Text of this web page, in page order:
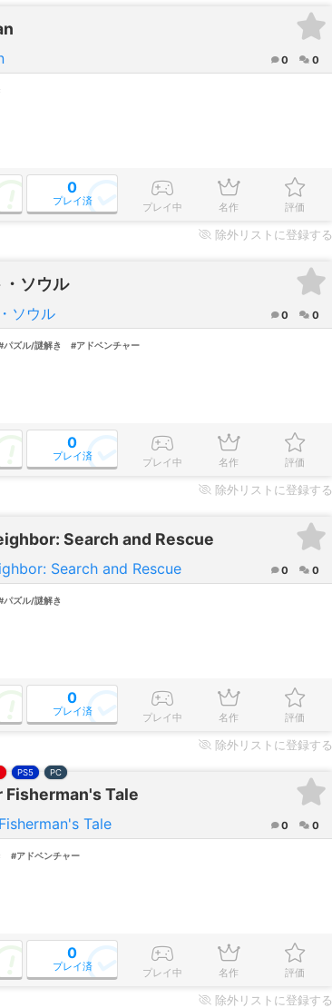
0 0
0
プレイ済
プレイ中 名作 評価
除外 リストに登録する
ソウル
0 0
パズル/謎解き #アドベンチャー
0
プレイ済
プレイ中 名作 評価
除外 リストに登録する
Search and Rescue
0 0
パズル/謎解き
0
プレイ済
プレイ中 名作 評価
除外 リストに登録する
Fisherman's Tale
PS5 PC
0 0
#アドベンチャー
0
プレイ済
プレイ中 名作 評価
除外 リストに登録する